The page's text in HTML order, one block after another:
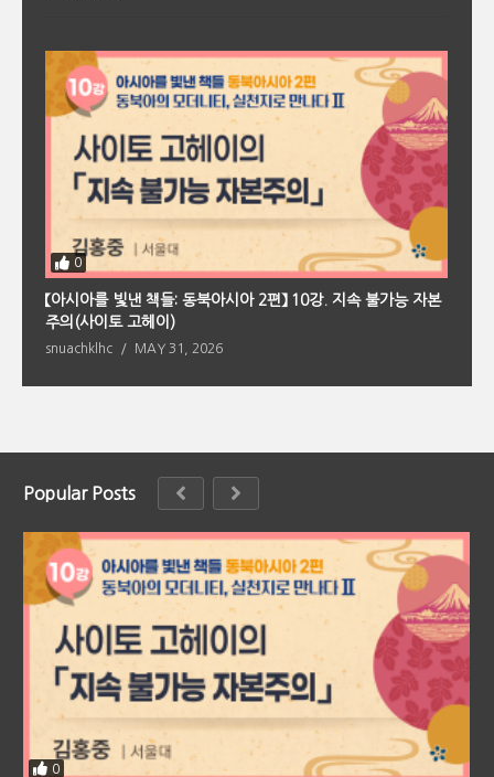
0
【아시아를 빛낸 책들: 동북아시아 2편】 10강. 지속 불가능 자본
주의(사이토 고헤이)
snuachklhc MAY 31, 2026
Popular Posts
0